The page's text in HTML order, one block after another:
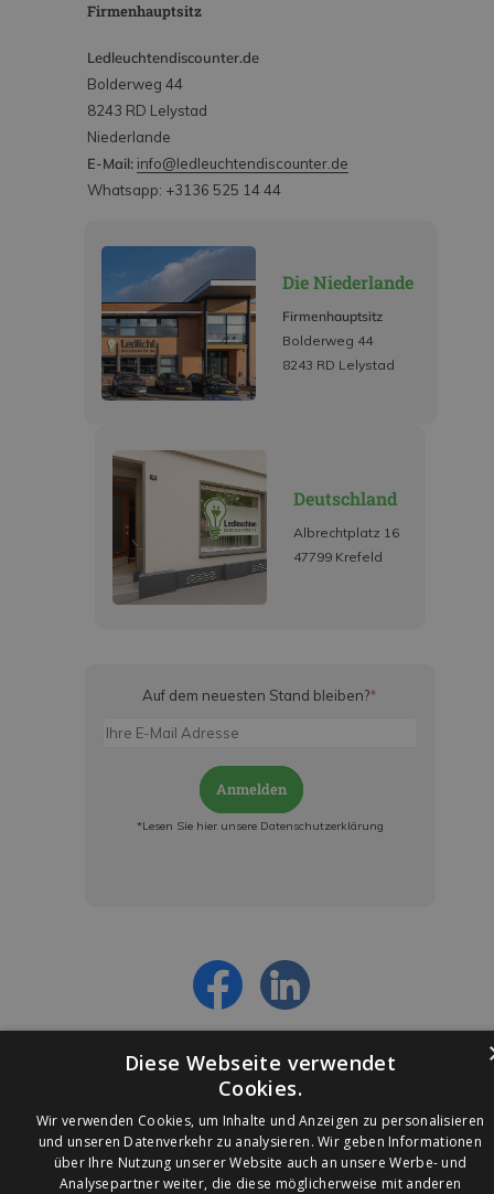
Firmenhauptsitz
Ledleuchtendiscounter.de
Bolderweg 44
8243 RD Lelystad
Niederlande
E-Mail: info@ledleuchtendiscounter.de
Whatsapp: +3136 525 14 44
Die Niederlande
Firmenhauptsitz
Bolderweg 44
8243 RD Lelystad
Deutschland
Albrechtplatz 16
47799 Krefeld
Auf dem neuesten Stand bleiben?*
Anmelden
*Lesen Sie hier unsere Datenschutzerklärung
© 2026 Ledleuchtendiscounter.de
Diese Webseite verwendet
Cookies.
Wir verwenden Cookies, um Inhalte und Anzeigen zu personalisieren
und unseren Datenverkehr zu analysieren. Wir geben Informationen
über Ihre Nutzung unserer Website auch an unsere Werbe- und
Analysepartner weiter, die diese möglicherweise mit anderen